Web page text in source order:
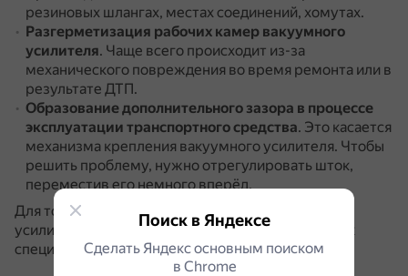
резиновых шлангах, местах соединений, хомутах.
Разгерметизация рабочих камер вакуумного
усилителя. Чаще всего происходит из-за
механического повреждения во время ремонта или в
результате ДТП.
Образование дополнительного зазора в процессе
эксплуатации транспортного средства. Это касается
механизма крепления вакуумного усилителя. Чтобы
решить проблему, нужно отрегулировать шток,
переместив его немного вперёд.
Для точной диагностики и ремонта вакуумного
усилителя тормозов рекомендуется обратиться к
специалисту.
Поиск в Яндексе
Сделать Яндекс основным поиском
в Сhrome